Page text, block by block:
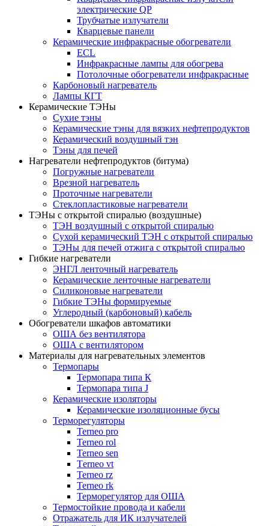
электрические QP
Трубчатые излучатели
Кварцевые панели
Керамические инфракрасные обогреватели
ECL
Инфракрасные лампы для обогрева
Потолочные обогреватели инфракрасные
Карбоновый нагреватель
Лампы КГТ
Керамические ТЭНы
Сухие тэны
Керамические тэны для вязких нефтепродуктов
Керамический воздушный тэн
Тэны для печей
Нагреватели нефтепродуктов (битума)
Погружные нагреватели
Врезной нагреватель
Проточные нагреватели
Стеклопластиковые нагреватели
ТЭНы с открытой спиралью (воздушные)
ТЭН воздушный с открытой спиралью
Сухой керамический ТЭН с открытой спиралью
ТЭНы для печей отжига с открытой спиралью
Гибкие нагреватели
ЭНГЛ ленточный нагреватель
Керамические ленточные нагреватели
Силиконовые нагреватели
Гибкие ТЭНы формируемые
Углеродный (карбоновый) кабель
Обогреватели шкафов автоматики
ОША без вентилятора
ОША с вентилятором
Материалы для нагревательных элементов
Термопары
Термопара типа К
Термопара типа J
Керамические изоляторы
Керамические изоляционные бусы
Терморегуляторы
Terneo pro
Terneo rol
Terneo sen
Тerneo vt
Terneo rz
Terneo rk
Терморегулятор для ОША
Термостойкие провода и кабели
Отражатель для ИК излучателей